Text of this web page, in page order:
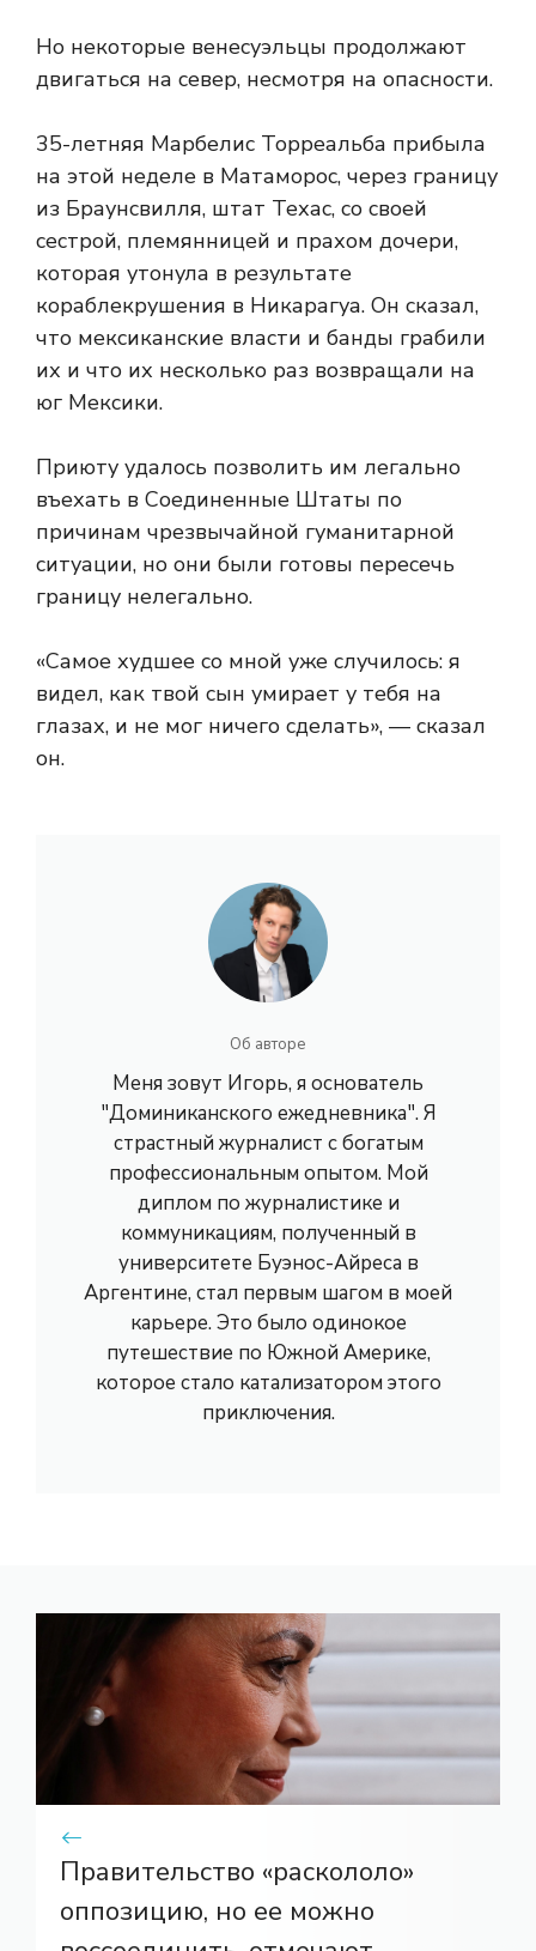
Но некоторые венесуэльцы продолжают
двигаться на север, несмотря на опасности.
35-летняя Марбелис Торреальба прибыла
на этой неделе в Матаморос, через границу
из Браунсвилля, штат Техас, со своей
сестрой, племянницей и прахом дочери,
которая утонула в результате
кораблекрушения в Никарагуа. Он сказал,
что мексиканские власти и банды грабили
их и что их несколько раз возвращали на
юг Мексики.
Приюту удалось позволить им легально
въехать в Соединенные Штаты по
причинам чрезвычайной гуманитарной
ситуации, но они были готовы пересечь
границу нелегально.
«Самое худшее со мной уже случилось: я
видел, как твой сын умирает у тебя на
глазах, и не мог ничего сделать», — сказал
он.
Об авторе
Меня зовут Игорь, я основатель
"Доминиканского ежедневника". Я
страстный журналист с богатым
профессиональным опытом. Мой
диплом по журналистике и
коммуникациям, полученный в
университете Буэнос-Айреса в
Аргентине, стал первым шагом в моей
карьере. Это было одинокое
путешествие по Южной Америке,
которое стало катализатором этого
приключения.
Правительство «раскололо»
оппозицию, но ее можно